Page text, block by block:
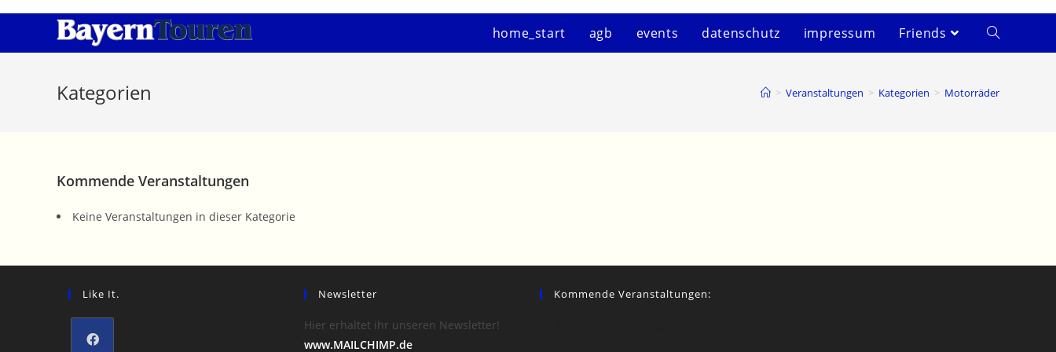
home_start agb events datenschutz impressum Friends
Kategorien > Veranstaltungen > Kategorien > Motorräder
Kommende Veranstaltungen
Keine Veranstaltungen in dieser Kategorie
Like It. Newsletter
Hier erhaltet ihr unseren Newsletter!
www.MAILCHIMP.de
Kommende Veranstaltungen: